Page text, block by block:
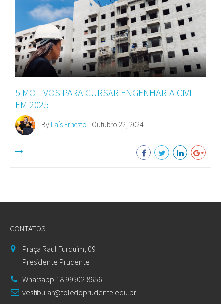
5 MOTIVOS PARA CURSAR ENGENHARIA CIVIL
EM 2025
By Laís Ernesto - Outubro 22, 2024
CONTATOS
Praça Raul Furquim, 09
Presidente Prudente
Whatsapp 18 99602 8656
vestibular@toledoprudente.edu.br